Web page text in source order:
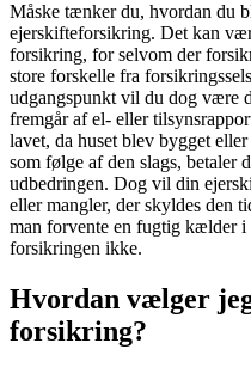
Måske tænker du, hvordan du
ejerskifteforsikring. Det kan
forsikring, for selvom der
store forskelle fra
udgangspunkt vil du dog være
fremgår af el- eller
lavet, da huset blev bygget
som følge af den slags, betaler
udbedringen. Dog vil din
eller mangler, der skyldes den
man forvente en fugtig kælder
forsikringen ikke.
Hvordan vælger
forsikring?